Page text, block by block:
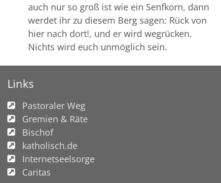
auch nur so groß ist wie ein Senfkorn, dann
werdet ihr zu diesem Berg sagen: Rück von
hier nach dort!, und er wird wegrücken.
Nichts wird euch unmöglich sein.
Links
Pastoraler Weg
Gremien & Räte
Bischof
katholisch.de
Internetseelsorge
Caritas